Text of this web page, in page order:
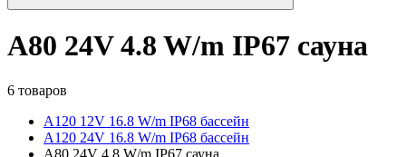
A80 24V 4.8 W/m IP67 сауна
6 товаров
A120 12V 16.8 W/m IP68 бассейн
A120 24V 16.8 W/m IP68 бассейн
A80 24V 4.8 W/m IP67 сауна